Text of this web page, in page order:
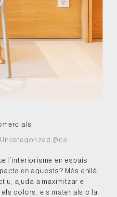
Uncategorized @ca
l'interiorisme en espais
en aquests? Més enllà
ajuda a maximitzar el
colors, els materials o la